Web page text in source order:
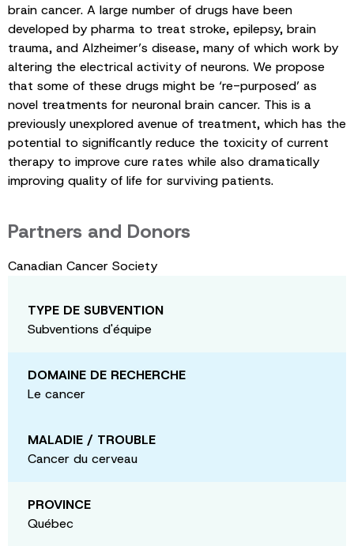
brain cancer. A large number of drugs have been
developed by pharma to treat stroke, epilepsy, brain
trauma, and Alzheimer’s disease, many of which work by
altering the electrical activity of neurons. We propose
that some of these drugs might be ‘re-purposed’ as
novel treatments for neuronal brain cancer. This is a
previously unexplored avenue of treatment, which has the
potential to significantly reduce the toxicity of current
therapy to improve cure rates while also dramatically
improving quality of life for surviving patients.
Partners and Donors
Canadian Cancer Society
TYPE DE SUBVENTION
Subventions d'équipe
DOMAINE DE RECHERCHE
Le cancer
MALADIE / TROUBLE
Cancer du cerveau
PROVINCE
Québec